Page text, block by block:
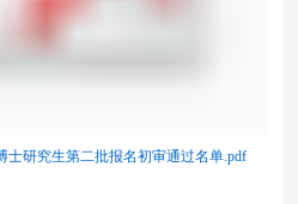
士研究生第二批报名初审通过名单.pdf